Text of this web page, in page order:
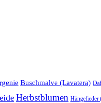
Buschmalve (Lavatera)
Herbstblumen Hängefieder